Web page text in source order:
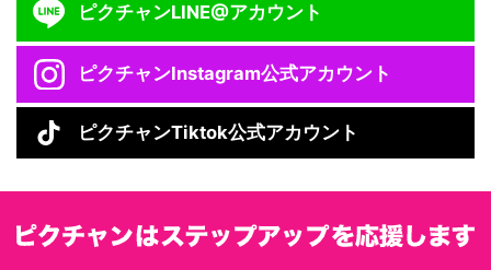
ピクチャンLINE@アカウント
ピクチャンInstagram公式アカウント
ピクチャンTiktok公式アカウント